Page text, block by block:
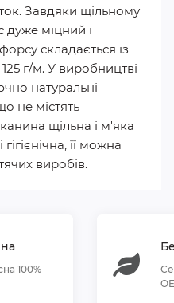
Завдяки щільному
дуже міцний і
складається із
г/м. У виробництві
натуральні
не містять
щільна і м'яка
її можна
виробів.
100%